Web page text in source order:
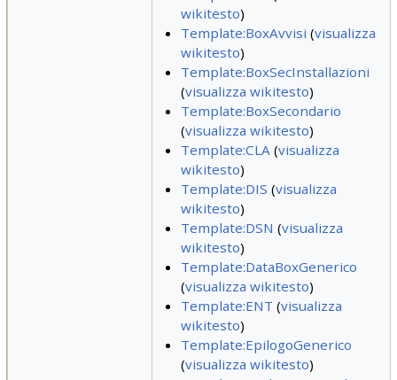
wikitesto)
Template:BoxAvvisi (visualizza
wikitesto)
Template:BoxSecInstallazioni
(visualizza wikitesto)
Template:BoxSecondario
(visualizza wikitesto)
Template:CLA(visualizza
wikitesto)
Template:DIS (visualizza
wikitesto)
Template:DSN (visualizza
wikitesto)
Template:DataBoxGenerico
(visualizza wikitesto)
Template:ENT (visualizza
wikitesto)
Template:EpilogoGenerico
(visualizza wikitesto)